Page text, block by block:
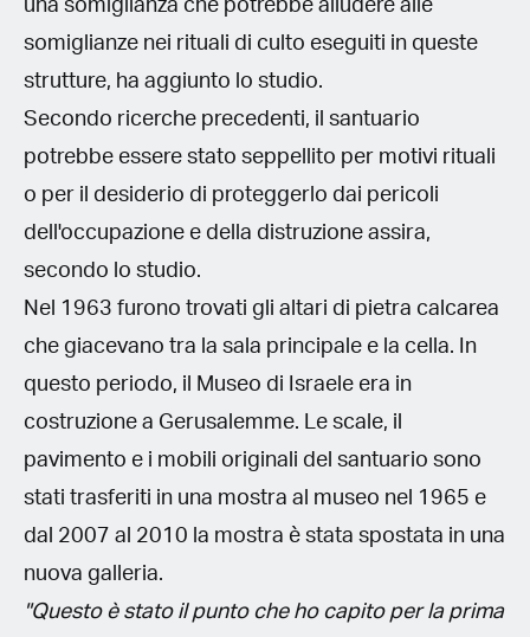
una somiglianza che potrebbe alludere alle
somiglianze nei rituali di culto eseguiti in queste
strutture, ha aggiunto lo studio.
Secondo ricerche precedenti, il santuario
potrebbe essere stato seppellito per motivi rituali
o per il desiderio di proteggerlo dai pericoli
dell'occupazione e della distruzione assira,
secondo lo studio.
Nel 1963 furono trovati gli altari di pietra calcarea
che giacevano tra la sala principale e la cella. In
questo periodo, il Museo di Israele era in
costruzione a Gerusalemme. Le scale, il
pavimento e i mobili originali del santuario sono
stati trasferiti in una mostra al museo nel 1965 e
dal 2007 al 2010 la mostra è stata spostata in una
nuova galleria.
"Questo è stato il punto che ho capito per la prima